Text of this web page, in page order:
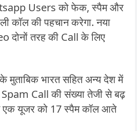
Users को फेक, स्पैम और
कॉल की पहचान करेगा. नया
दोनों तरह की Call के लिए
मुताबिक भारत सहित अन्य देश में
Call की संख्या तेजी से बढ़
एक यूजर को 17 स्पैम कॉल आते